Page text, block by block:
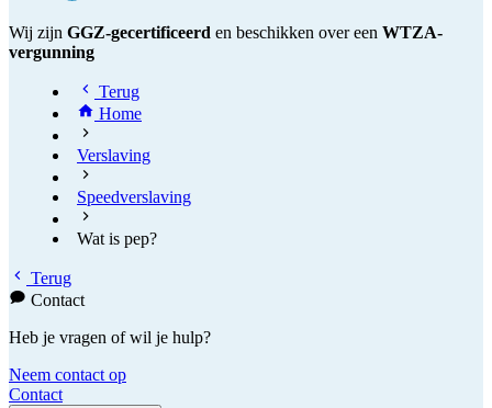
Wij zijn GGZ-gecertificeerd en beschikken over een WTZA-
vergunning
Terug
Home
Verslaving
Speedverslaving
Wat is pep?
Terug
Contact
Heb je vragen of wil je hulp?
Neem contact op
Contact